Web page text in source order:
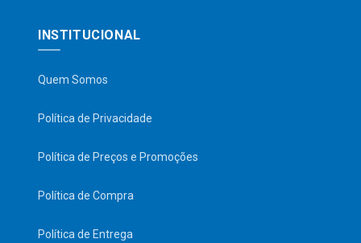
INSTITUCIONAL
Quem Somos
Política de Privacidade
Política de Preços e Promoções
Política de Compra
Política de Entrega